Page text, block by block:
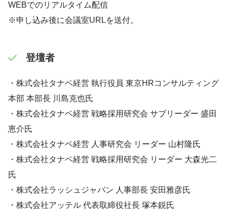
WEBでのリアルタイム配信
※申し込み後に会議室URLを送付。
登壇者
・株式会社タナベ経営 執行役員 東京HRコンサルティング
本部 本部長 川島克也氏
・株式会社タナベ経営 戦略採用研究会 サブリーダー 盛田
恵介氏
・株式会社タナベ経営 人事研究会 リーダー 山村隆氏
・株式会社タナベ経営 戦略採用研究会 リーダー 大森光二
氏
・株式会社ラッシュジャパン 人事部長 安田雅彦氏
・株式会社アッテル 代表取締役社長 塚本鋭氏